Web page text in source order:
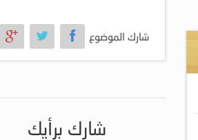
شارك الموضوع
شارك برأيك